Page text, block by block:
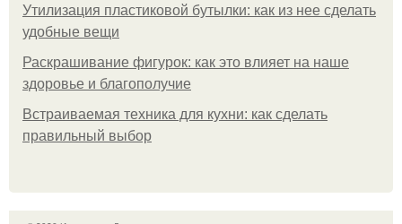
Утилизация пластиковой бутылки: как из нее сделать
удобные вещи
Раскрашивание фигурок: как это влияет на наше
здоровье и благополучие
Встраиваемая техника для кухни: как сделать
правильный выбор